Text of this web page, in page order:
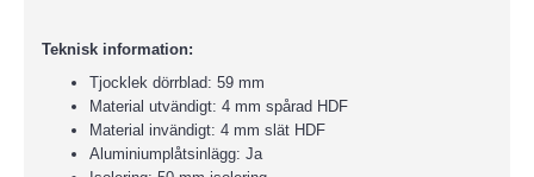
Teknisk information:
Tjocklek dörrblad: 59 mm
Material utvändigt: 4 mm spårad HDF
Material invändigt: 4 mm slät HDF
Aluminiumplåtsinlägg: Ja